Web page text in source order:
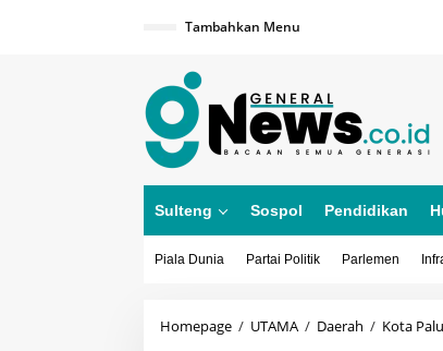
Tambahkan Menu
Sulteng Sospol Pendidikan
Piala Dunia Partai Politik Parlemen
Homepage / UTAMA / Daerah / Kota Palu